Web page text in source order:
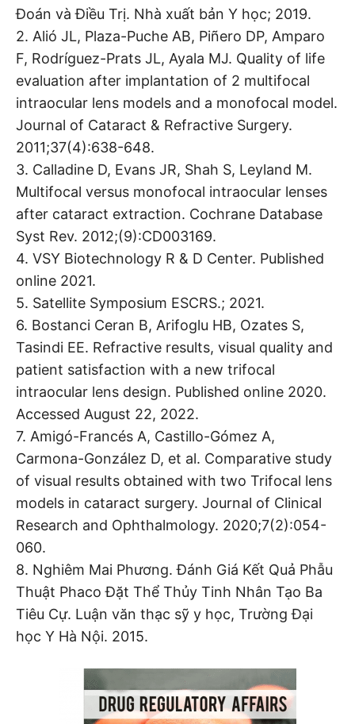
Đoán và Điều Trị. Nhà xuất bản Y học; 2019.
2. Alió JL, Plaza-Puche AB, Piñero DP, Amparo
F, Rodríguez-Prats JL, Ayala MJ. Quality of life
evaluation after implantation of 2 multifocal
intraocular lens models and a monofocal model.
Journal of Cataract & Refractive Surgery.
2011;37(4):638-648.
3. Calladine D, Evans JR, Shah S, Leyland M.
Multifocal versus monofocal intraocular lenses
after cataract extraction. Cochrane Database
Syst Rev. 2012;(9):CD003169.
4. VSY Biotechnology R & D Center. Published
online 2021.
5. Satellite Symposium ESCRS.; 2021.
6. Bostanci Ceran B, Arifoglu HB, Ozates S,
Tasindi EE. Refractive results, visual quality and
patient satisfaction with a new trifocal
intraocular lens design. Published online 2020.
Accessed August 22, 2022.
7. Amigó-Francés A, Castillo-Gómez A,
Carmona-González D, et al. Comparative study
of visual results obtained with two Trifocal lens
models in cataract surgery. Journal of Clinical
Research and Ophthalmology. 2020;7(2):054-
060.
8. Nghiêm Mai Phương. Đánh Giá Kết Quả Phẫu
Thuật Phaco Đặt Thể Thủy Tinh Nhân Tạo Ba
Tiêu Cự. Luận văn thạc sỹ y học, Trường Đại
học Y Hà Nội. 2015.